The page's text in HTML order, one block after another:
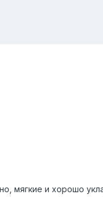
мягкие и хорошо